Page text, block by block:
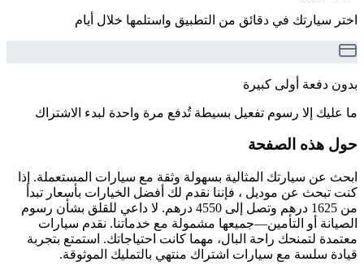
اختر سيارتك في دقائق من التطبيق واستلمها خلال أيام
بدون دفعة أولى كبيرة
ما عليك إلا رسوم تفعيل بسيطة تُدفع مرة واحدة لبدء الاشتراك
حول هذه الصفحة
ابحث عن سيارتك المثالية بسهولة وثقة مع سيارات المستعملة. إذا
كنت تبحث عن موديل ، فإننا نقدم لك أفضل الخيارات بأسعار تبدأ
من 1625 درهم وتصل إلى 4550 درهم. لا داعي للقلق بشأن رسوم
الصيانة أو التأمين—جميعها مشمولة مع خدماتنا. نقدم سيارات
معتمدة لتمنحك راحة البال، مهما كانت احتياجاتك. استمتع بتجربة
قيادة سلسة مع سيارات اشتراك منتهي بالتمليك الموثوقة.